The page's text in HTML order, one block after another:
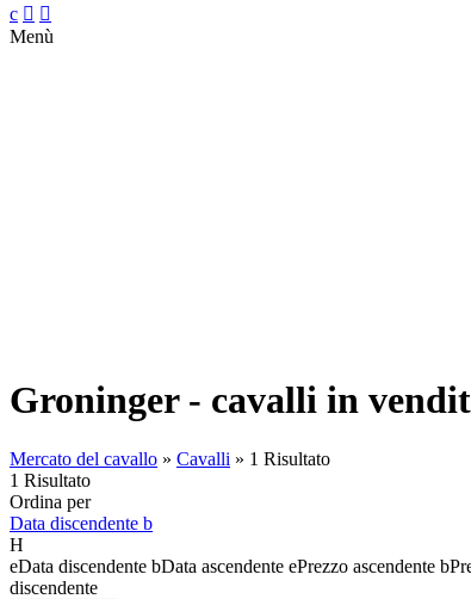
c  
Menù
Groninger - cavalli in
Mercato del cavallo » Cavalli » 1 Risultato
1 Risultato
Ordina per
Data discendente b
H
eData discendente bData ascendente ePrezzo ascendente b
discendente